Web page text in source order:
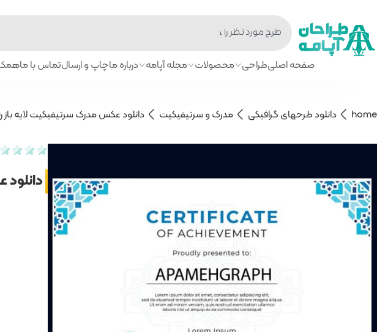
صفحه اصلیطراحی محصولات مجله آپامه درباره ماچاپ و ارسالتماس با ما
home دانلود طرحهای گرافیکی مدرک و سرتیفیکیت دانلود عکس مدرک سرتیفیکیت لایه باز